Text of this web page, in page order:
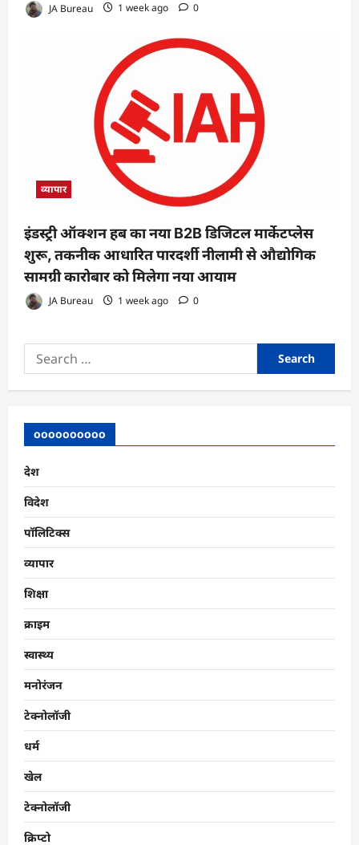
JA Bureau 1 week ago 0
व्यापार
इंडस्ट्री ऑक्शन हब का नया B2B डिजिटल मार्केटप्लेस
शुरू, तकनीक आधारित पारदर्शी नीलामी से औद्योगिक
सामग्री कारोबार को मिलेगा नया आयाम
JA Bureau 1 week ago 0
Search
for:
oooooooooo
देश
विदेश
पॉलिटिक्स
व्यापार
शिक्षा
क्राइम
स्वास्थ्य
मनोरंजन
टेक्नोलॉजी
धर्म
खेल
टेक्नोलॉजी
क्रिप्टो